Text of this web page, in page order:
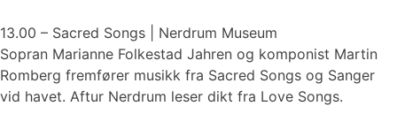
13.00 – Sacred Songs | Nerdrum Museum
Sopran Marianne Folkestad Jahren og komponist Martin
Romberg fremfører musikk fra Sacred Songs og Sanger
vid havet. Aftur Nerdrum leser dikt fra Love Songs.